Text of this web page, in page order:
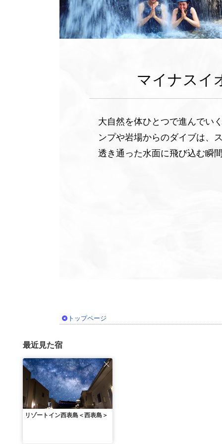
マイナスイ
大自然を体ひとつで進んでい
ンプや岩場からのダイブは、
透き通った水面に飛び込む瞬
トップページ
最近見た宿
リゾートイン西表島＜西表島＞